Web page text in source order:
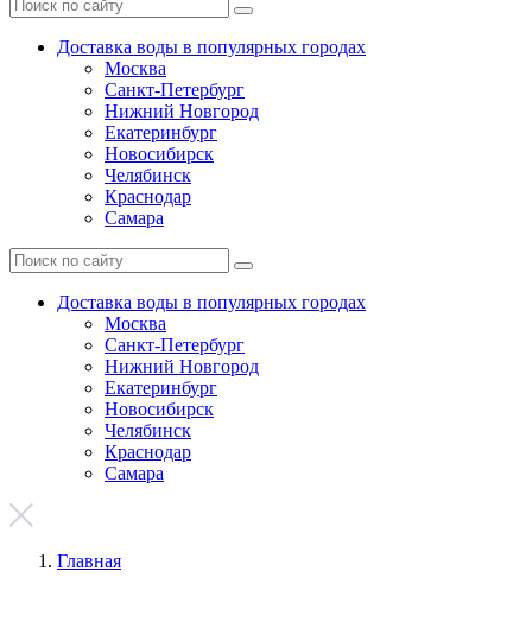
Доставка воды в популярных городах
Москва
Санкт-Петербург
Нижний Новгород
Екатеринбург
Новосибирск
Челябинск
Краснодар
Самара
Доставка воды в популярных городах
Москва
Санкт-Петербург
Нижний Новгород
Екатеринбург
Новосибирск
Челябинск
Краснодар
Самара
Главная